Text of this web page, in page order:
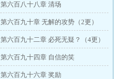
第六百八十八章 清场
第六百九十章 无解的攻势（2更）
第六百九十二章 必死无疑？（4更）
第六百九十四章 自信的笑
第六百九十六章 奖励